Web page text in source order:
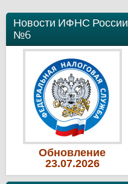
Новости ИФНС России
№6
Обновление
23.07.2026